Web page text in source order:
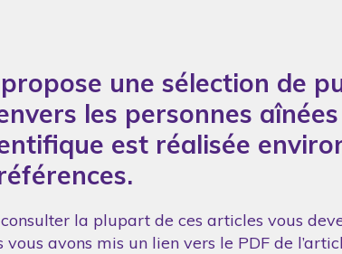
une sélection de
les personnes
est réalisée
la plupart de ces articles vous
vous avons mis un lien vers le PDF de